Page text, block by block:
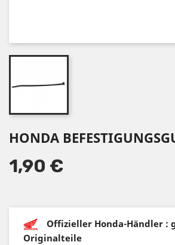
HONDA
1,90 €
Offizieller Honda-Händler :
Originalteile